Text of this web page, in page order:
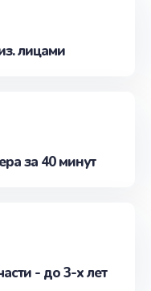
лицами
за 40 минут
- до 3-х лет